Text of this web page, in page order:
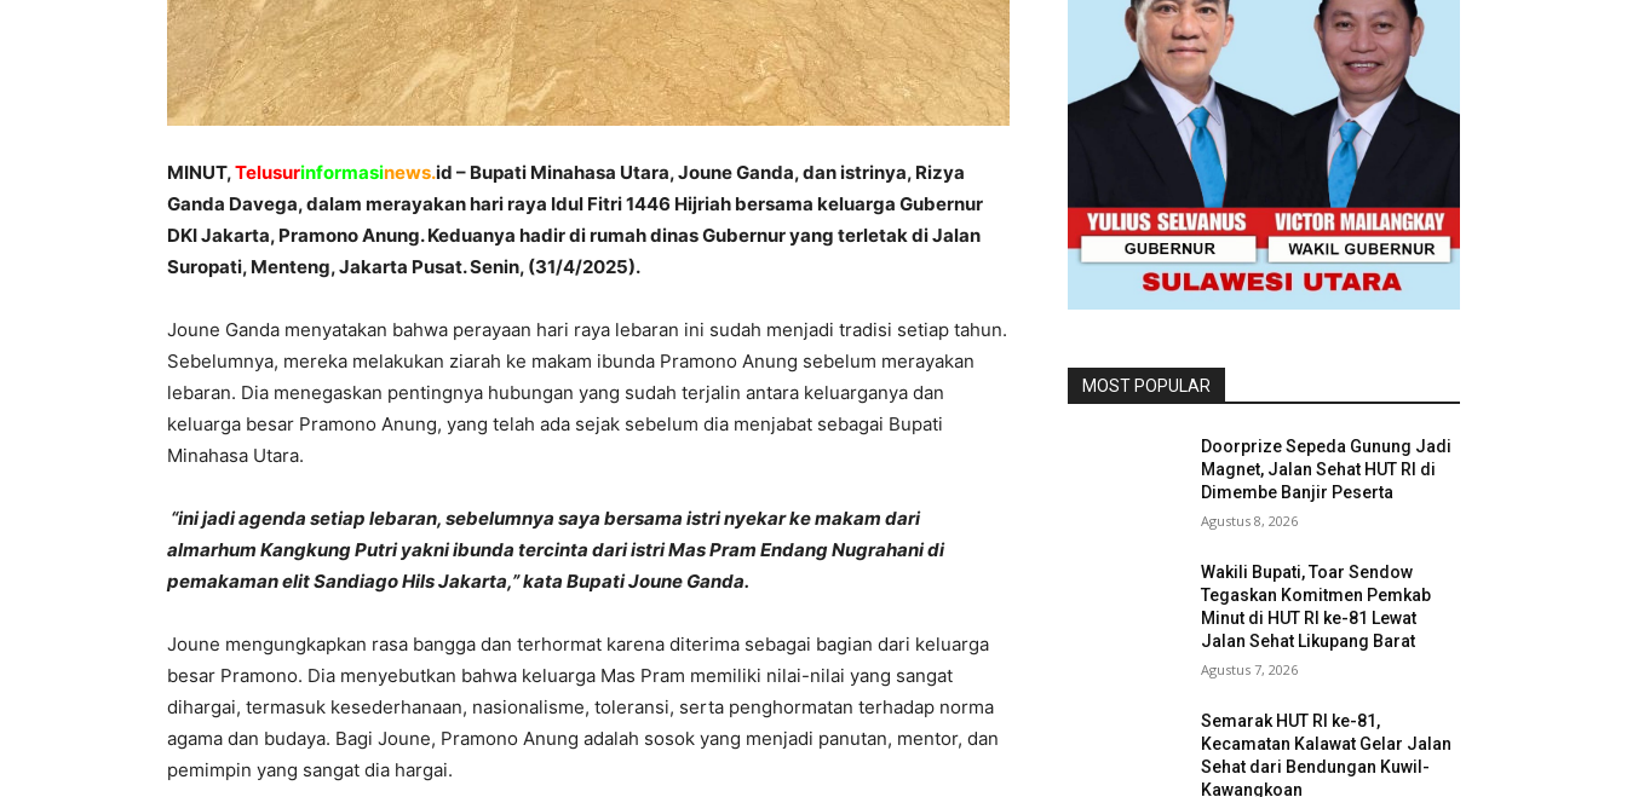
MINUT,Telusurinformasinews.id – Bupati Minahasa Utara, Joune Ganda, dan istrinya, Rizya
Ganda Davega, dalam merayakan hari raya Idul Fitri 1446 Hijriah bersama keluarga Gubernur
DKI Jakarta, Pramono Anung. Keduanya hadir di rumah dinas Gubernur yang terletak di Jalan
Suropati, Menteng, Jakarta Pusat. Senin, (31/4/2025).
Joune Ganda menyatakan bahwa perayaan hari raya lebaran ini sudah menjadi tradisi setiap tahun.
Sebelumnya, mereka melakukan ziarah ke makam ibunda Pramono Anung sebelum merayakan
lebaran. Dia menegaskan pentingnya hubungan yang sudah terjalin antara keluarganya dan
keluarga besar Pramono Anung, yang telah ada sejak sebelum dia menjabat sebagai Bupati
Minahasa Utara.
“ini jadi agenda setiap lebaran, sebelumnya saya bersama istri nyekar ke makam dari
almarhum Kangkung Putri yakni ibunda tercinta dari istri Mas Pram Endang Nugrahani di
pemakaman elit Sandiago Hils Jakarta,” kata Bupati Joune Ganda.
Joune mengungkapkan rasa bangga dan terhormat karena diterima sebagai bagian dari keluarga
besar Pramono. Dia menyebutkan bahwa keluarga Mas Pram memiliki nilai-nilai yang sangat
dihargai, termasuk kesederhanaan, nasionalisme, toleransi, serta penghormatan terhadap norma
agama dan budaya. Bagi Joune, Pramono Anung adalah sosok yang menjadi panutan, mentor, dan
pemimpin yang sangat dia hargai.
MOST POPULAR
Doorprize Sepeda Gunung Jadi
Magnet, Jalan Sehat HUT RI di
Dimembe Banjir Peserta
Agustus 8, 2026
Wakili Bupati, Toar Sendow
Tegaskan Komitmen Pemkab
Minut di HUT RI ke-81 Lewat
Jalan Sehat Likupang Barat
Agustus 7, 2026
Semarak HUT RI ke-81,
Kecamatan Kalawat Gelar Jalan
Sehat dari Bendungan Kuwil-
Kawangkoan